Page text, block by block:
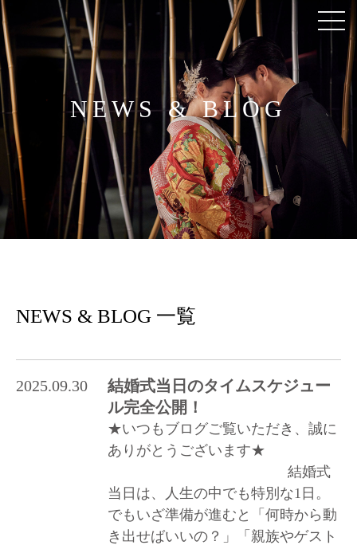
NEWS & BLOG
NEWS & BLOG 一覧
2025.09.30
結婚式当日のタイムスケジュー
ル完全公開！
★いつもブログご覧いただき、誠に
ありがとうございます★
結婚式
当日は、人生の中でも特別な1日。
でもいざ準備が進むと「何時から動
き出せばいいの？」「親族やゲスト